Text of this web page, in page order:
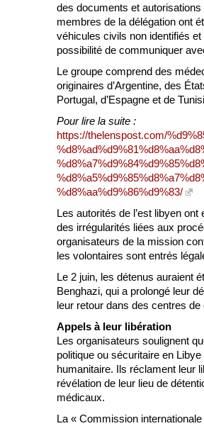
des documents et
membres de la délégation ont
véhicules civils non identifiés
possibilité de communiquer
Le groupe comprend des
originaires d’Argentine, des
Portugal, d’Espagne et de
Pour lire la suite :
https://thelenspost.com/
%d8%aa%d9%86%d9%83/
Les autorités de l’est libyen
des irrégularités liées aux
organisateurs de la mission
les volontaires sont entrés
Le 2 juin, les détenus auraient
Benghazi, qui a prolongé leur
leur retour dans des centres
Appels à leur libération
Les organisateurs soulignent
politique ou sécuritaire en
humanitaire. Ils réclament leur
révélation de leur lieu de
médicaux.
La « Commission